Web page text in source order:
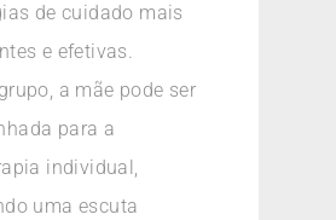
de cuidado mais
e efetivas.
a mãe pode ser
para a
individual,
uma escuta